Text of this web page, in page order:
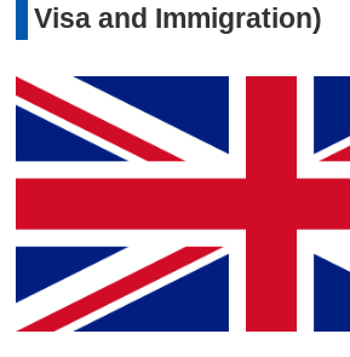
Visa and Immigration)